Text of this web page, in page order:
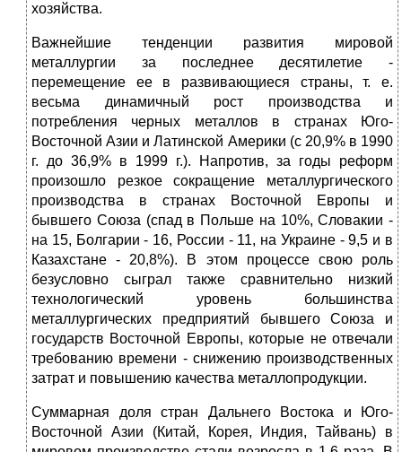
хозяйства.
Важнейшие тенденции развития мировой
металлургии за последнее десятилетие -
перемещение ее в развивающиеся страны, т. е.
весьма динамичный рост производства и
потребления черных металлов в странах Юго-
Восточной Азии и Латинской Америки (с 20,9% в 1990
г. до 36,9% в 1999 г.). Напротив, за годы реформ
произошло резкое сокращение металлургического
производства в странах Восточной Европы и
бывшего Союза (спад в Польше на 10%, Словакии -
на 15, Болгарии - 16, России - 11, на Украине - 9,5 и в
Казахстане - 20,8%). В этом процессе свою роль
безусловно сыграл также сравнительно низкий
технологический уровень большинства
металлургических предприятий бывшего Союза и
государств Восточной Европы, которые не отвечали
требованию времени - снижению производственных
затрат и повышению качества металлопродукции.
Суммарная доля стран Дальнего Востока и Юго-
Восточной Азии (Китай, Корея, Индия, Тайвань) в